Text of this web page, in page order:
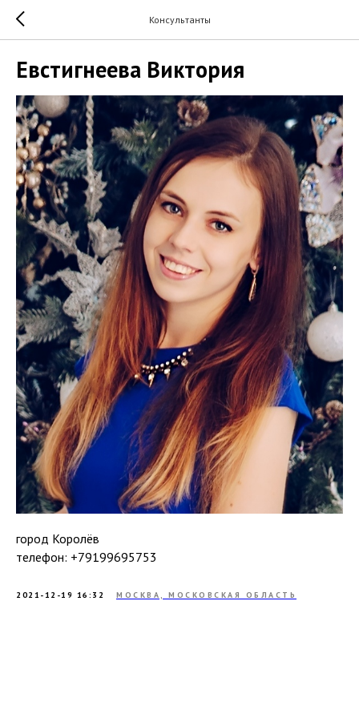
Консультанты
Евстигнеева Виктория
город Королёв
телефон: +79199695753
2021-12-19 16:32 МОСКВА, МОСКОВСКАЯ ОБЛАСТЬ